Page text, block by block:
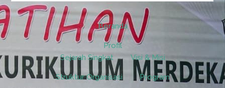
Beranda
Profil
Sejarah Singkat
Visi & Misi
Struktur Organisasi Program